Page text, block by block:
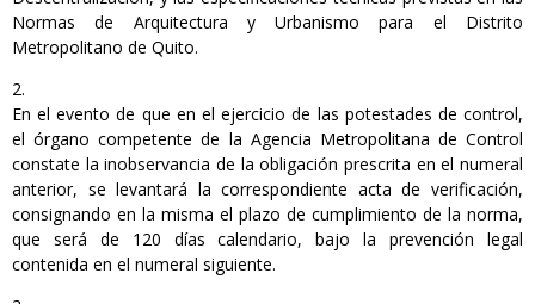
Normas de Arquitectura y Urbanismo para el Distrito
Metropolitano de Quito.
En el evento de que en el ejercicio de las potestades de control,
el órgano competente de la Agencia Metropolitana de Control
constate la inobservancia de la obligación prescrita en el numeral
anterior, se levantará la correspondiente acta de verificación,
consignando en la misma el plazo de cumplimiento de la norma,
que será de 120 días calendario, bajo la prevención legal
contenida en el numeral siguiente.